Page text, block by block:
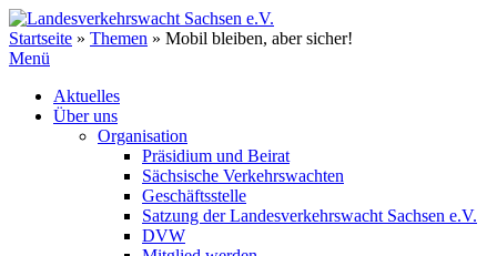
Zum
Inhalt
springen
Startseite » Themen » Mobil bleiben, aber sicher!
Menü
Aktuelles
Über uns
Organisation
Präsidium und Beirat
Sächsische Verkehrswachten
Geschäftsstelle
Satzung der Landesverkehrswacht Sachsen e.V.
DVW